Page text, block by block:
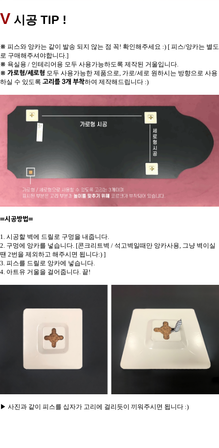
V 시공 TIP !
※ 피스와 앙카는 같이 발송 되지 않는 점 꼭! 확인해주세요 :) [ 피스/앙카는 별도
로 구매해주셔야합니다.]
※ 욕실용 / 인테리어용 모두 사용가능하도록 제작된 거울입니다.
※ 가로형/세로형 모두 사용가능한 제품으로, 가로/세로 원하시는 방향으로 사용
하실 수 있도록 고리를 3개 부착하여 제작해드립니다 :)
≡시공방법≡
1. 시공할 벽에 드릴로 구멍을 내줍니다.
2. 구멍에 앙카를 넣습니다. [콘크리트벽 / 석고벽일때만 앙카사용, 그냥 벽이실
땐 2번을 제외하고 해주시면 됩니다:) ]
3. 피스를 드릴로 앙카에 넣습니다.
4. 아트유 거울을 걸어줍니다. 끝!
▶ 사진과 같이 피스를 십자가 고리에 걸리듯이 끼워주시면 됩니다 :)